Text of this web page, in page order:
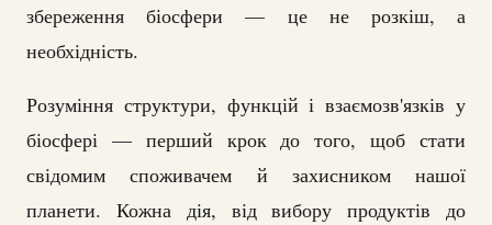
збереження біосфери — це не розкіш, а
необхідність.
Розуміння структури, функцій і взаємозв'язків у
біосфері — перший крок до того, щоб стати
свідомим споживачем й захисником нашої
планети. Кожна дія, від вибору продуктів до